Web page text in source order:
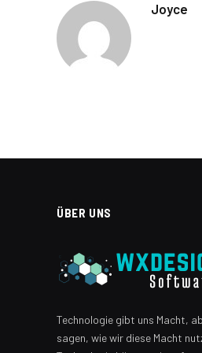
Joyce
ÜBER UNS
Technologie gibt uns Macht,
sagen, wie wir diese Macht